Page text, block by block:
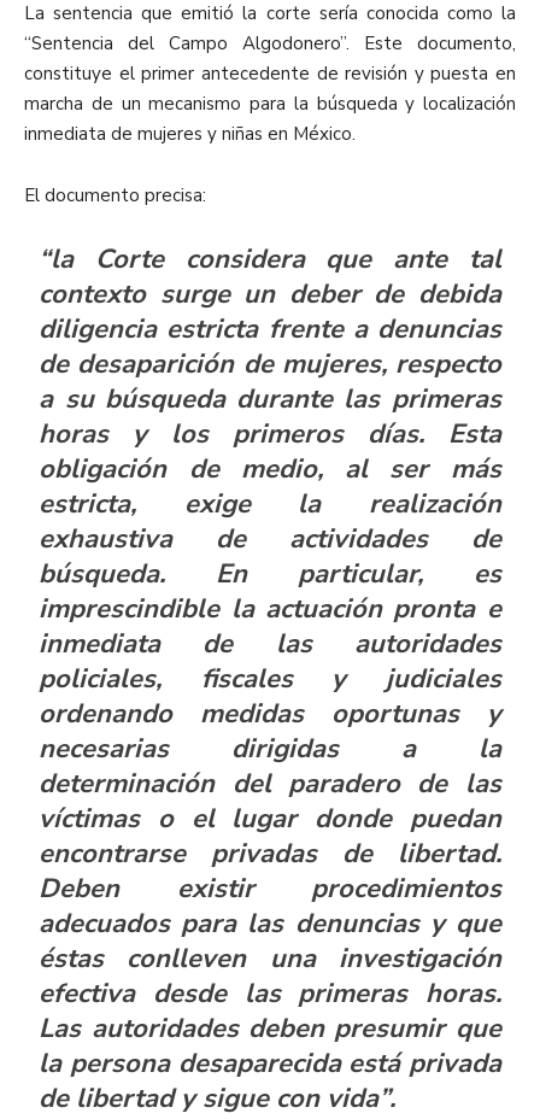
La sentencia que emitió la corte sería conocida como la
“Sentencia del Campo Algodonero”. Este documento,
constituye el primer antecedente de revisión y puesta en
marcha de un mecanismo para la búsqueda y localización
inmediata de mujeres y niñas en México.
El documento precisa:
“la Corte considera que ante tal
contexto surge un deber de debida
diligencia estricta frente a denuncias
de desaparición de mujeres, respecto
a su búsqueda durante las primeras
horas y los primeros días. Esta
obligación de medio, al ser más
estricta, exige la realización
exhaustiva de actividades de
búsqueda. En particular, es
imprescindible la actuación pronta e
inmediata de las autoridades
policiales, fiscales y judiciales
ordenando medidas oportunas y
necesarias dirigidas a la
determinación del paradero de las
víctimas o el lugar donde puedan
encontrarse privadas de libertad.
Deben existir procedimientos
adecuados para las denuncias y que
éstas conlleven una investigación
efectiva desde las primeras horas.
Las autoridades deben presumir que
la persona desaparecida está privada
de libertad y sigue con vida”.